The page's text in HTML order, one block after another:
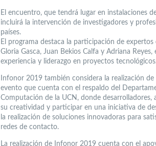
El encuentro, que tendrá lugar en instalaciones
incluirá la intervención de investigadores y
países.
El programa destaca la participación de
Gloria Gasca, Juan Bekios Calfa y Adriana
experiencia y liderazgo en proyectos
Infonor 2019 también considera la realización
evento que cuenta con el respaldo del
Computación de la UCN, donde
su creatividad y participar en una iniciativa de
la realización de soluciones innovadoras para
redes de contacto.
La realización de Infonor 2019 cuenta con el